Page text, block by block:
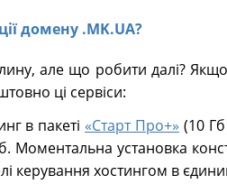
домену .MK.UA?
але що робити далі?
ці сервіси:
в пакеті «Старт Про+» (10
Моментальна установка
керування хостингом в